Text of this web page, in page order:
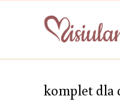
komplet dla